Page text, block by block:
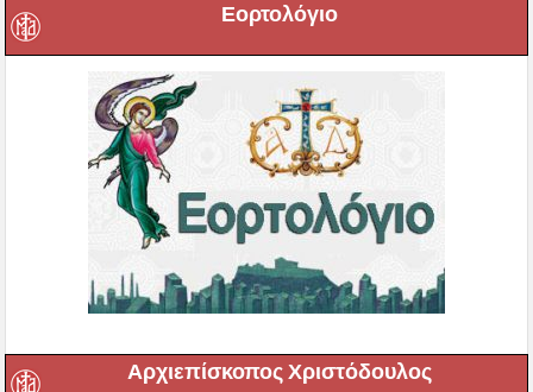
Εορτολόγιο
Αρχιεπίσκοπος Χριστόδουλος